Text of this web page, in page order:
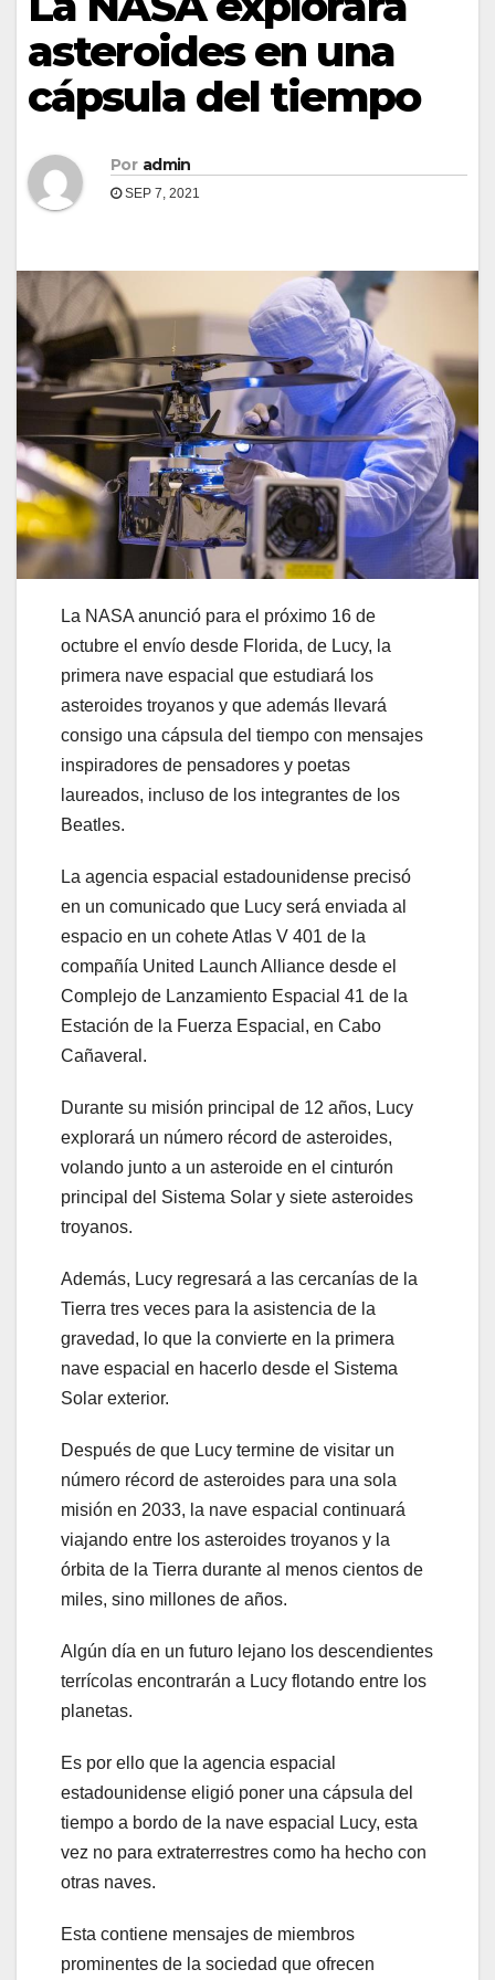
asteroides en una
cápsula del tiempo
Por admin
SEP 7, 2021
La NASA anunció para el próximo 16 de
octubre el envío desde Florida, de Lucy, la
primera nave espacial que estudiará los
asteroides troyanos y que además llevará
consigo una cápsula del tiempo con mensajes
inspiradores de pensadores y poetas
laureados, incluso de los integrantes de los
Beatles.
La agencia espacial estadounidense precisó
en un comunicado que Lucy será enviada al
espacio en un cohete Atlas V 401 de la
compañía United Launch Alliance desde el
Complejo de Lanzamiento Espacial 41 de la
Estación de la Fuerza Espacial, en Cabo
Cañaveral.
Durante su misión principal de 12 años, Lucy
explorará un número récord de asteroides,
volando junto a un asteroide en el cinturón
principal del Sistema Solar y siete asteroides
troyanos.
Además, Lucy regresará a las cercanías de la
Tierra tres veces para la asistencia de la
gravedad, lo que la convierte en la primera
nave espacial en hacerlo desde el Sistema
Solar exterior.
Después de que Lucy termine de visitar un
número récord de asteroides para una sola
misión en 2033, la nave espacial continuará
viajando entre los asteroides troyanos y la
órbita de la Tierra durante al menos cientos de
miles, sino millones de años.
Algún día en un futuro lejano los descendientes
terrícolas encontrarán a Lucy flotando entre los
planetas.
Es por ello que la agencia espacial
estadounidense eligió poner una cápsula del
tiempo a bordo de la nave espacial Lucy, esta
vez no para extraterrestres como ha hecho con
otras naves.
Esta contiene mensajes de miembros
prominentes de la sociedad que ofrecen